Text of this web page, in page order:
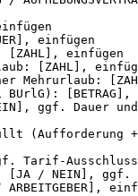
einfügen
[ZAHL], einfügen
[ZAHL],
Mehrurlaub:
[BETRAG],
ggf. Dauer und
(Aufforderung
Tarif-
[JA / NEIN],